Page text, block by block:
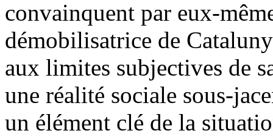
convainquent par eux-
démobilisatrice de
aux limites subjectives de
une réalité sociale sous-
un élément clé de la